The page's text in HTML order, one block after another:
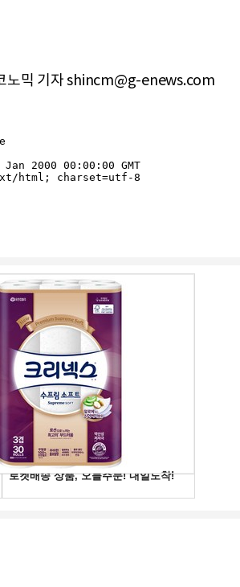
노믹 기자 shincm@g-enews.com